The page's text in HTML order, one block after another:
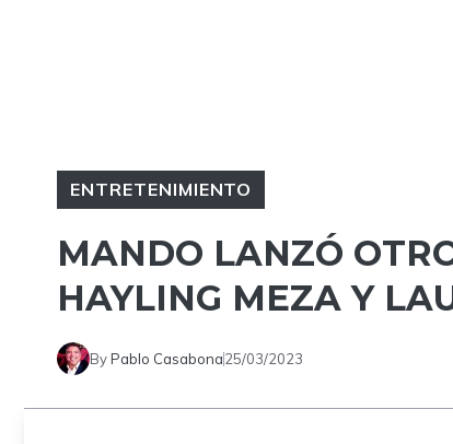
ENTRETENIMIENTO
MANDO LANZÓ
HAYLING MEZA Y
ByPablo Casabona25/03/2023